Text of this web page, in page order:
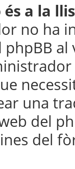
a la
no ha
una
del
del